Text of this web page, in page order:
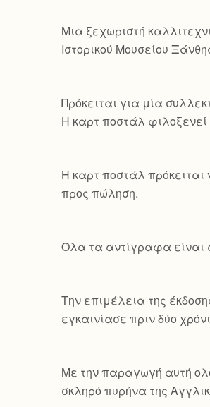
Mια ξεχωριστή
Ιστορικού Μουσείου
Πρόκειται για μία
Η καρτ ποστάλ φιλοξενεί
Η καρτ ποστάλ
προς πώληση.
Όλα τα αντίγραφα είναι
Την επιμέλεια της
εγκαινίασε πριν δύο
Με την παραγωγή αυτή
σκληρό πυρήνα της